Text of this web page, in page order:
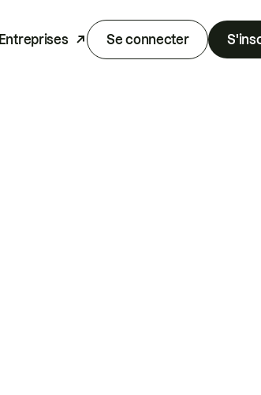
Entreprises Se connecter